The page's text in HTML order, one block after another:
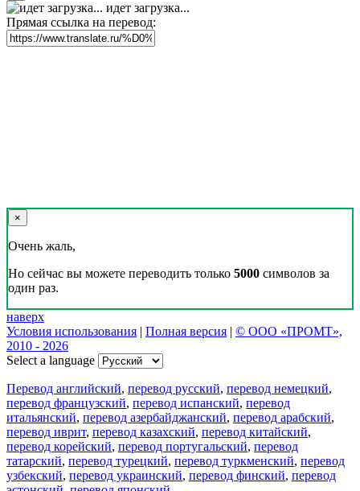
идет загрузка...
Прямая ссылка на перевод:
×
Очень жаль,
Но сейчас вы можете переводить только 5000 символов за
один раз.
наверх
Условия использования | Полная версия | © ООО «ПРОМТ»,
2010 - 2026
Select a language
Перевод английский, перевод русский, перевод немецкий,
перевод французский, перевод испанский, перевод
итальянский, перевод азербайджанский, перевод арабский,
перевод иврит, перевод казахский, перевод китайский,
перевод корейский, перевод португальский, перевод
татарский, перевод турецкий, перевод туркменский, перевод
узбекский, перевод украинский, перевод финский, перевод